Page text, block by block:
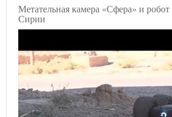
Метательная камера «Сфера» и
Сирии